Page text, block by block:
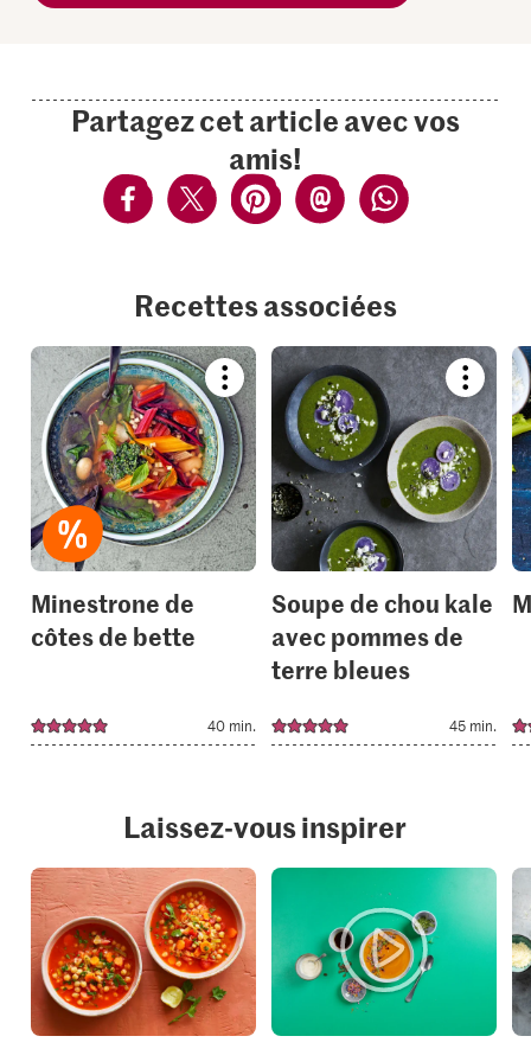
Partagez cet article avec vos
amis!
Recettes associées
Bookmark
recipe
or
add
it
to
your
collections.
Minestrone de
côtes de bette
40 min.
recipe
or
add
it
to
your
Soupe de chou kale
avec pommes de
terre bleues
45 min.
Laissez-vous inspirer